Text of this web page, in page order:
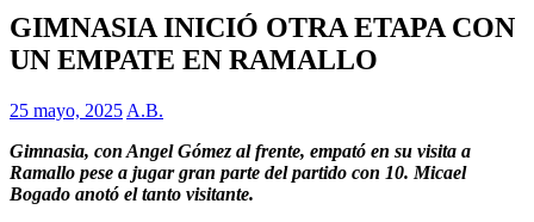
GIMNASIA INICIÓ OTRA ETAPA CON
UN EMPATE EN RAMALLO
25 mayo, 2025 A.B.
Gimnasia, con Angel Gómez al frente, empató en su visita a
Ramallo pese a jugar gran parte del partido con 10. Micael
Bogado anotó el tanto visitante.